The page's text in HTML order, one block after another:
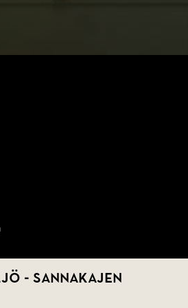
- SANNAKAJEN